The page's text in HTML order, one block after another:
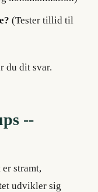
(Tester tillid til
du dit svar.
--
stramt,
udvikler sig